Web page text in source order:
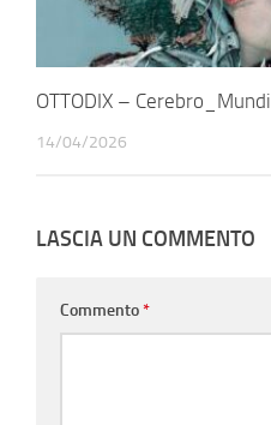
OTTODIX – Cerebro_Mundi
14/04/2026
LASCIA UN COMMENTO
Commento*